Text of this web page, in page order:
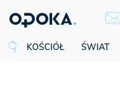
KOŚCIÓŁ ŚWIAT